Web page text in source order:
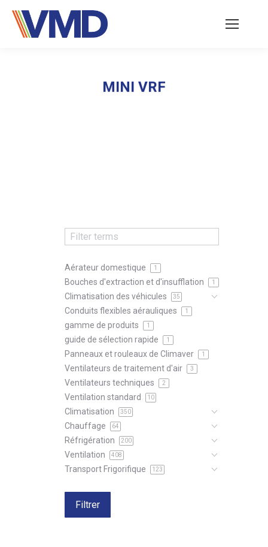
MINI VRF
Aérateur domestique 1
Bouches d'extraction et d'insufflation 1
Climatisation des véhicules 35
Conduits flexibles aérauliques 1
gamme de produits 1
guide de sélection rapide 1
Panneaux et rouleaux de Climaver 1
Ventilateurs de traitement d'air 3
Ventilateurs techniques 2
Ventilation standard 10
Climatisation 350
Chauffage 64
Réfrigération 200
Ventilation 408
Transport Frigorifique 123
Filtrer